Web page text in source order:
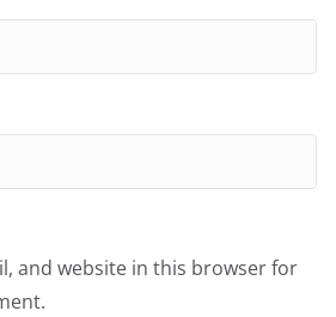
and website in this browser for